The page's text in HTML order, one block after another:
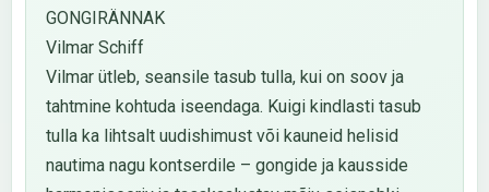
GONGIRÄNNAK
Vilmar Schiff
Vilmar ütleb, seansile tasub tulla, kui on soov ja
tahtmine kohtuda iseendaga. Kuigi kindlasti tasub
tulla ka lihtsalt uudishimust või kauneid helisid
nautima nagu kontserdile – gongide ja kausside